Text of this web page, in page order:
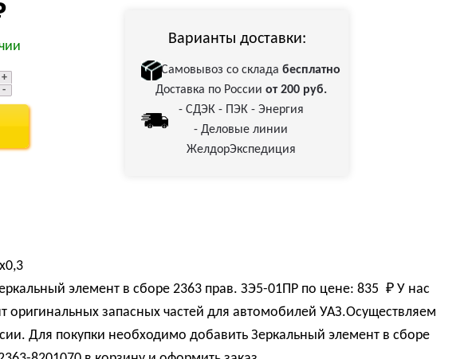
Варианты доставки:
Самовывоз со складабесплатно
Доставка по России от 200 руб.
- СДЭК - ПЭК - Энергия
- Деловые линии
ЖелдорЭкспедиция
элемент в сборе 2363 прав. ЗЭ5-01ПР по цене:835 ₽ У нас
оригинальных запасных частей для автомобилей УАЗ.Осуществляем
Для покупки необходимо добавить Зеркальный элемент в сборе